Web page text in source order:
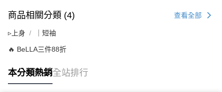
商品相關分類 (4) 查看全部
▹上身 ｜短袖
🔥 BeLLA三件88折
本分類熱銷全站排行